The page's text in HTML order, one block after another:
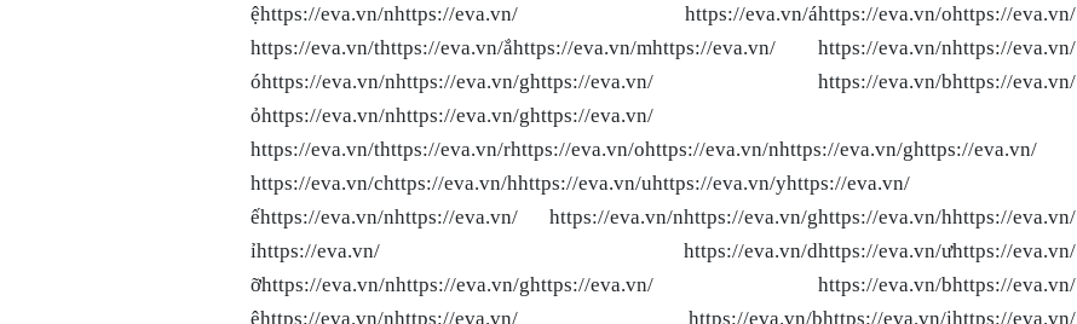
ệhttps://eva.vn/nhttps://eva.vn/ https://eva.vn/áhttps://eva.vn/ohttps://eva.vn/
https://eva.vn/thttps://eva.vn/ắhttps://eva.vn/mhttps://eva.vn/ https://eva.vn/nhttps://eva.vn/
óhttps://eva.vn/nhttps://eva.vn/ghttps://eva.vn/ https://eva.vn/bhttps://eva.vn/
ỏhttps://eva.vn/nhttps://eva.vn/ghttps://eva.vn/
https://eva.vn/thttps://eva.vn/rhttps://eva.vn/ohttps://eva.vn/nhttps://eva.vn/ghttps://eva.vn/
https://eva.vn/chttps://eva.vn/hhttps://eva.vn/uhttps://eva.vn/yhttps://eva.vn/
ếhttps://eva.vn/nhttps://eva.vn/ https://eva.vn/nhttps://eva.vn/ghttps://eva.vn/hhttps://eva.vn/
ỉhttps://eva.vn/ https://eva.vn/dhttps://eva.vn/ưhttps://eva.vn/
ỡhttps://eva.vn/nhttps://eva.vn/ghttps://eva.vn/ https://eva.vn/bhttps://eva.vn/
êhttps://eva.vn/nhttps://eva.vn/ https://eva.vn/bhttps://eva.vn/ihttps://eva.vn/